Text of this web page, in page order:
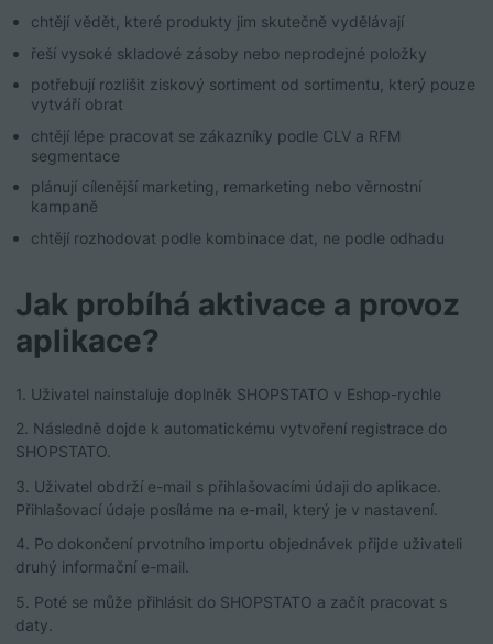
chtějí vědět, které produkty jim skutečně vydělávají
řeší vysoké skladové zásoby nebo neprodejné položky
potřebují rozlišit ziskový sortiment od sortimentu, který pouze
vytváří obrat
chtějí lépe pracovat se zákazníky podle CLV a RFM
segmentace
plánují cílenější marketing, remarketing nebo věrnostní
kampaně
chtějí rozhodovat podle kombinace dat, ne podle odhadu
Jak probíhá aktivace a provoz
aplikace?
1. Uživatel nainstaluje doplněk SHOPSTATO v Eshop-rychle
2. Následně dojde k automatickému vytvoření registrace do
SHOPSTATO.
3. Uživatel obdrží e-mail s přihlašovacími údaji do aplikace.
Přihlašovací údaje posíláme na e-mail, který je v nastavení.
4. Po dokončení prvotního importu objednávek přijde uživateli
druhý informační e-mail.
5. Poté se může přihlásit do SHOPSTATO a začít pracovat s
daty.